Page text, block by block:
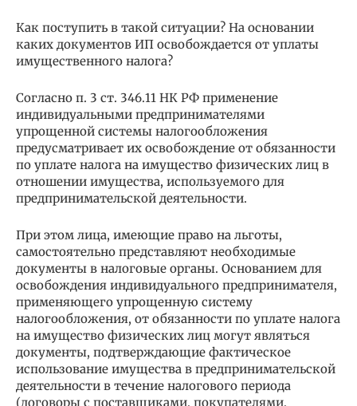
Как поступить в такой ситуации? На основании
каких документов ИП освобождается от уплаты
имущественного налога?
Согласно п. 3 ст. 346.11 НК РФ применение
индивидуальными предпринимателями
упрощенной системы налогообложения
предусматривает их освобождение от обязанности
по уплате налога на имущество физических лиц в
отношении имущества, используемого для
предпринимательской деятельности.
При этом лица, имеющие право на льготы,
самостоятельно представляют необходимые
документы в налоговые органы. Основанием для
освобождения индивидуального предпринимателя,
применяющего упрощенную систему
налогообложения, от обязанности по уплате налога
на имущество физических лиц могут являться
документы, подтверждающие фактическое
использование имущества в предпринимательской
деятельности в течение налогового периода
(договоры с поставщиками, покупателями,